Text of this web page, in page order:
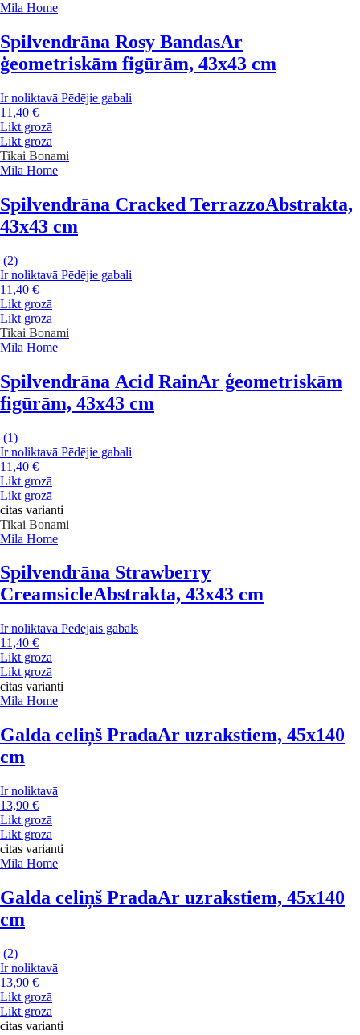
Mila Home
Spilvendrāna Rosy BandasAr
ģeometriskām figūrām, 43x43 cm
Ir noliktavā Pēdējie gabali
11,40 €
Likt grozā
Likt grozā
Tikai Bonami
Mila Home
Spilvendrāna Cracked TerrazzoAbstrakta,
43x43 cm
(2)
Ir noliktavā Pēdējie gabali
11,40 €
Likt grozā
Likt grozā
Tikai Bonami
Mila Home
Spilvendrāna Acid RainAr ģeometriskām
figūrām, 43x43 cm
(1)
Ir noliktavā Pēdējie gabali
11,40 €
Likt grozā
Likt grozā
citas varianti
Tikai Bonami
Mila Home
Spilvendrāna Strawberry
CreamsicleAbstrakta, 43x43 cm
Ir noliktavā Pēdējais gabals
11,40 €
Likt grozā
Likt grozā
citas varianti
Mila Home
Galda celiņš PradaAr uzrakstiem, 45x140
cm
Ir noliktavā
13,90 €
Likt grozā
Likt grozā
citas varianti
Mila Home
Galda celiņš PradaAr uzrakstiem, 45x140
cm
(2)
Ir noliktavā
13,90 €
Likt grozā
Likt grozā
citas varianti